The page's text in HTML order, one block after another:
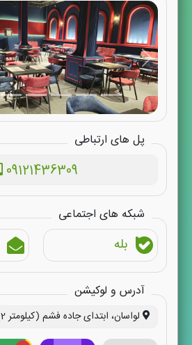
پل های ارتباطی
09121436309
شبکه های اجتماعی
بله
آدرس و لوکیشن
لواسان، ابتدای جاده فشم (کیلومتر 2)، کافه رستوران باهیا